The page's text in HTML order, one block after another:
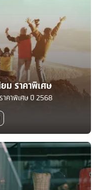
ม ราคาพิเศษ
าคาพิเศษ ปี 2568